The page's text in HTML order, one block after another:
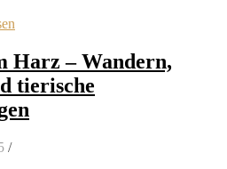
Harz – Wandern,
tierische
/